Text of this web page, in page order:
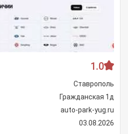
1.0
Ставрополь
Гражданская 1д
auto-park-yug.ru
03.08.2026